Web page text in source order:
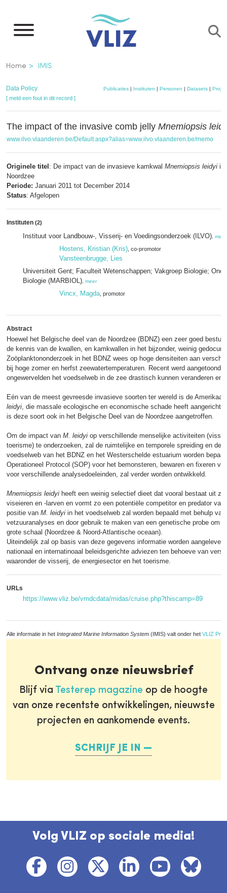
naar
inhoud
gaan
Kruimelpad
Home IMIS
Data Policy Publicaties| Instituten | Personen | Datasets|
[ meld een fout in dit record ]
The impact of the invasive comb jelly Mnemiopsis
www.ilvo.vlaanderen.be/Default.aspx?alias=www.ilvo.vlaanderen.be/memo
Originele titel : De impact van de invasieve kamkwal Mnemiopsis leidyi in
Noordzee
Periode: Januari 2011 tot December 2014
Status: Afgelopen
Instituten (2)
Instituut voor Landbouw-, Visserij- en Voedingsonderzoek (ILVO) meer
Hostens, Kristian (Kris) , co-promotor
Vansteenbrugge, Lies
Universiteit Gent; Faculteit Wetenschappen; Vakgroep Biologie;
Biologie (MARBIOL) meer
Vincx, Magda , promotor
Abstract
Hoewel het Belgische deel van de Noordzee (BDNZ) een zeer goed
de kennis van de kwallen, en kamkwallen in het bijzonder, weinig
Zoöplanktononderzoek in het BDNZ wees op hoge densiteiten aan
bij hoge zomer en herfst zeewatertemperaturen. Recent werd aangetoond
ongewervelden het voedselweb in de zee drastisch kunnen veranderen en
Eén van de meest gevreesde invasieve soorten ter wereld is de
leidyi, die massale ecologische en economische schade heeft aangericht
is deze soort ook in het Belgische Deel van de Noordzee aangetroffen.
Om de impact van M. leidyi op verschillende menselijke activiteiten
toerisme) te onderzoeken, zal de ruimtelijke en temporele spreiding en de
voedselweb van het BDNZ en het Westerschelde estuarium worden
Operationeel Protocol (SOP) voor het bemonsteren, bewaren en fixeren
voor verschillende analysedoeleinden, zal verder worden ontwikkeld.
Mnemiopsis leidyi heeft een weinig selectief dieet dat vooral bestaat uit
viseieren en -larven en vormt zo een potentiële competitor en predator
positie van M. leidyi in het voedselweb zal worden bepaald met behulp
vetzuuranalyses en door gebruik te maken van een genetische probe om
grote schaal (Noordzee & Noord-Atlantische oceaan).
Uiteindelijk zal op basis van deze gegevens informatie worden
nationaal en internatinoaal beleidsgerichte adviezen ten behoeve van
waaronder de visserij, de energiesector en het toerisme.
URLs
https://www.vliz.be/vmdcdata/midas/cruise.php?thiscamp=89
Alle informatie in het Integrated Marine Information System (IMIS) valt onder het VLIZ
Ontvang onze nieuwsbrief
Blijf via Testerep magazine op de hoogte
van onze recentste ontwikkelingen, nieuwste
projecten en aankomende events.
SCHRIJF JE IN
Volg VLIZ op sociale media!